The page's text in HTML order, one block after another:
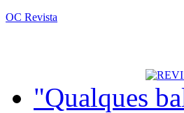
OC Revista
"Qualques